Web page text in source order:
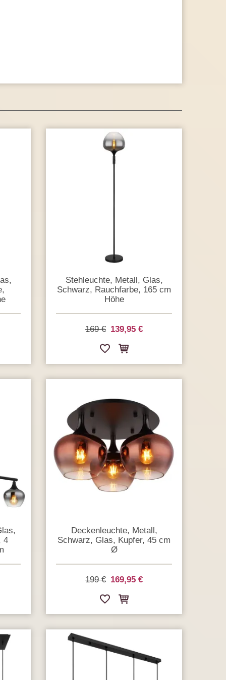
Stehleuchte, Metall, Glas,
Schwarz, Rauchfarbe, 165 cm
Höhe
169 € 139,95 €
4
Deckenleuchte, Metall,
Schwarz, Glas, Kupfer, 45 cm
Ø
199 € 169,95 €